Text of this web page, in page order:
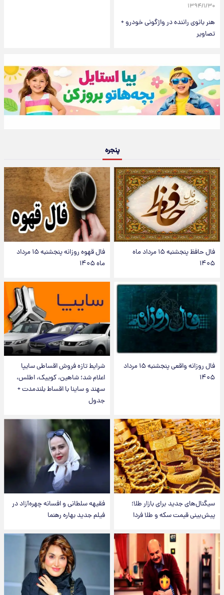
۱۳۹۴/۱/۳۰
هنر بانوی راننده در واژگونی خودرو +
تصاویر
پنجره
فال حافظ پنجشنبه ۱۵ مرداد ماه
۱۴۰۵
فال قهوه روزانه پنجشنبه ۱۵ مرداد
ماه ۱۴۰۵
فال روزانه واقعی پنجشنبه ۱۵ مرداد
۱۴۰۵
شرایط تازه فروش اقساطی سایپا
اعلام شد؛ شاهین، کوییک، اطلس،
سهند و ساینا با اقساط بلندمدت +
جدول
سیگنال‌های جدید برای بازار طلا؛
پیش‌بینی قیمت سکه و طلا فردا
فقیهه سلطانی و افسانه چهره‌آزاد در
فیلم جدید بهاره رهنما